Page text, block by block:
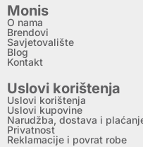
Monis
O nama
Brendovi
Savjetovalište
Blog
Kontakt
Uslovi korištenja
Uslovi korištenja
Uslovi kupovine
Narudžba, dostava i
Privatnost
Reklamacije i povrat robe